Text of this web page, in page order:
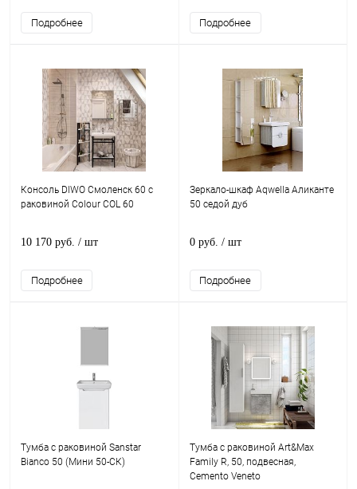
Подробнее Подробнее
Консоль DIWO Смоленск 60 с
раковиной Colour COL 60
10 170 руб. / шт
Подробнее
Зеркало-шкаф Aqwella Аликанте
50 седой дуб
0 руб. / шт
Подробнее
Тумба с раковиной Sanstar
Bianco 50 (Мини 50-СК)
Тумба с раковиной Art&Max
Family R, 50, подвесная,
Cemento Veneto